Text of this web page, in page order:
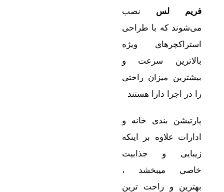
فریم لس نصب
می‌شوند که با طراحی
استراكچرهای ویژه
بالاترین سرعت و
بیشترین میزان راحتی
را در اجرا دارا هستند
پارتیشن بندی خانه و
ادارات علاوه بر اینکه
زیبایی و جذابیت
خاصی میبخشد ،
بهترین و راحت ترین